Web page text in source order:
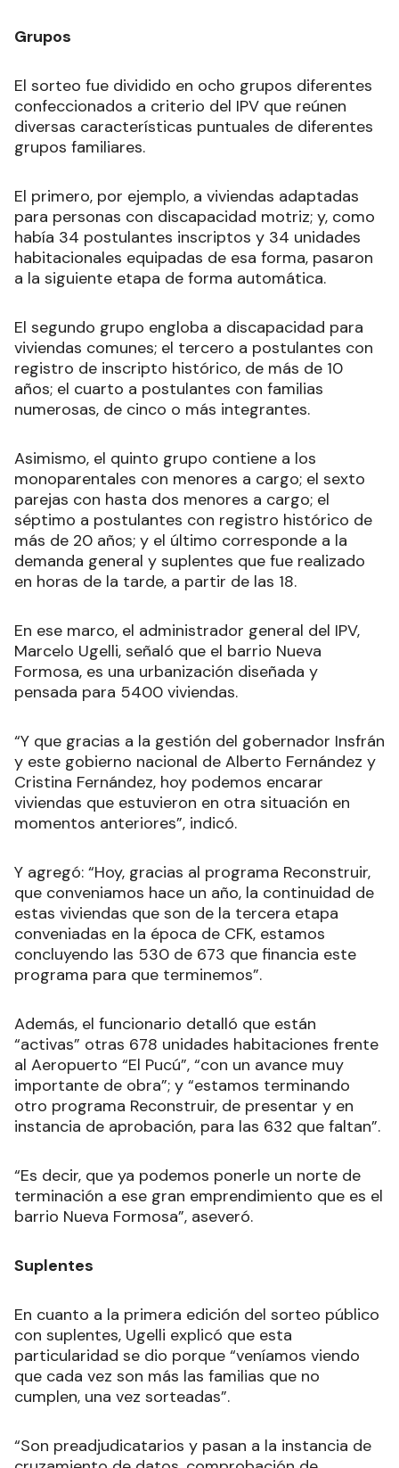
Grupos
El sorteo fue dividido en ocho grupos diferentes
confeccionados a criterio del IPV que reúnen
diversas características puntuales de diferentes
grupos familiares.
El primero, por ejemplo, a viviendas adaptadas
para personas con discapacidad motriz; y, como
había 34 postulantes inscriptos y 34 unidades
habitacionales equipadas de esa forma, pasaron
a la siguiente etapa de forma automática.
El segundo grupo engloba a discapacidad para
viviendas comunes; el tercero a postulantes con
registro de inscripto histórico, de más de 10
años; el cuarto a postulantes con familias
numerosas, de cinco o más integrantes.
Asimismo, el quinto grupo contiene a los
monoparentales con menores a cargo; el sexto
parejas con hasta dos menores a cargo; el
séptimo a postulantes con registro histórico de
más de 20 años; y el último corresponde a la
demanda general y suplentes que fue realizado
en horas de la tarde, a partir de las 18.
En ese marco, el administrador general del IPV,
Marcelo Ugelli, señaló que el barrio Nueva
Formosa, es una urbanización diseñada y
pensada para 5400 viviendas.
“Y que gracias a la gestión del gobernador Insfrán
y este gobierno nacional de Alberto Fernández y
Cristina Fernández, hoy podemos encarar
viviendas que estuvieron en otra situación en
momentos anteriores”, indicó.
Y agregó: “Hoy, gracias al programa Reconstruir,
que conveniamos hace un año, la continuidad de
estas viviendas que son de la tercera etapa
conveniadas en la época de CFK, estamos
concluyendo las 530 de 673 que financia este
programa para que terminemos”.
Además, el funcionario detalló que están
“activas” otras 678 unidades habitaciones frente
al Aeropuerto “El Pucú”, “con un avance muy
importante de obra”; y “estamos terminando
otro programa Reconstruir, de presentar y en
instancia de aprobación, para las 632 que faltan”.
“Es decir, que ya podemos ponerle un norte de
terminación a ese gran emprendimiento que es el
barrio Nueva Formosa”, aseveró.
Suplentes
En cuanto a la primera edición del sorteo público
con suplentes, Ugelli explicó que esta
particularidad se dio porque “veníamos viendo
que cada vez son más las familias que no
cumplen, una vez sorteadas”.
“Son preadjudicatarios y pasan a la instancia de